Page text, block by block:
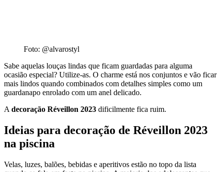
Foto: @alvarostyl
Sabe aquelas louças lindas que ficam guardadas para alguma
ocasião especial? Utilize-as. O charme está nos conjuntos e vão ficar
mais lindos quando combinados com detalhes simples como um
guardanapo enrolado com um anel delicado.
A decoração Réveillon 2023 dificilmente fica ruim.
Ideias para decoração de Réveillon 2023
na piscina
Velas, luzes, balões, bebidas e aperitivos estão no topo da lista